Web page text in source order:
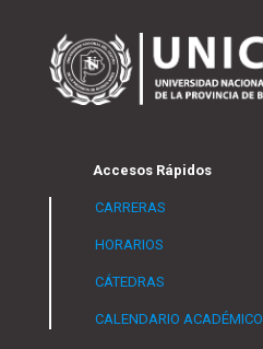
Accesos Rápidos
CARRERAS
HORARIOS
CÁTEDRAS
CALENDARIO ACADÉMICO